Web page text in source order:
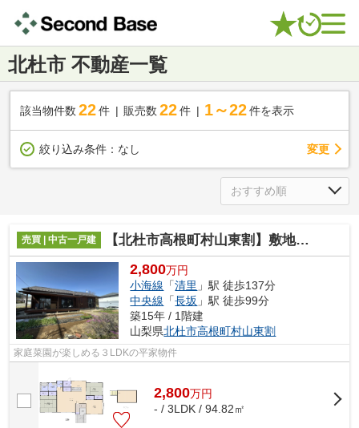
北杜市 不動産一覧
該当物件数 22件 販売数 22 件 1～22 件を表示
絞り込み条件： なし 変更
売買 | 中古一戸建 【北杜市高根町村山東割】敷地内で家庭菜園が楽しめる平家
2,800万円
小海線 「清里 」駅 徒歩137分
中央線 「長坂 」駅 徒歩99分
築15年 / 1階建
山梨県北杜市高根町村山東割
家庭菜園が楽しめる３LDKの平家物件
2,800万円
- / 3LDK / 94.82㎡